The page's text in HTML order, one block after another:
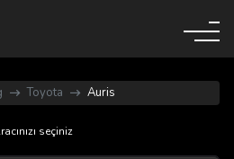
Toyota Auris
seçiniz